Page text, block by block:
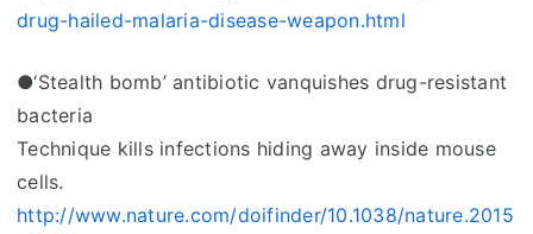
drug-hailed-malaria-disease-weapon.html
●‘Stealth bomb’ antibiotic vanquishes drug-resistant
bacteria
Technique kills infections hiding away inside mouse
cells.
http://www.nature.com/doifinder/10.1038/nature.2015